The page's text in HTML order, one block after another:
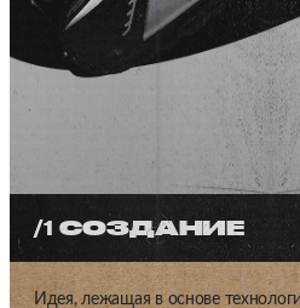
/1 СОЗДАНИЕ
Идея, лежащая в основе